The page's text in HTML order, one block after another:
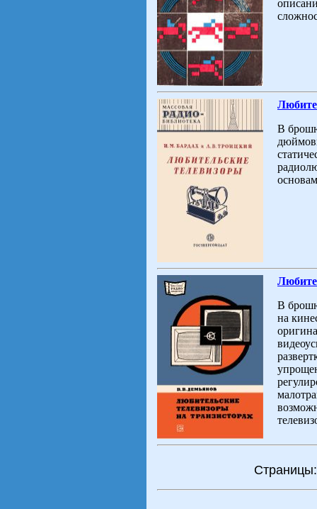
В
В
на